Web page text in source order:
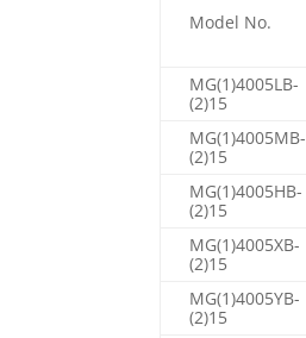
Model No.
MG(1)4005LB-
(2)15
MG(1)4005MB-
(2)15
MG(1)4005HB-
(2)15
MG(1)4005XB-
(2)15
MG(1)4005YB-
(2)15